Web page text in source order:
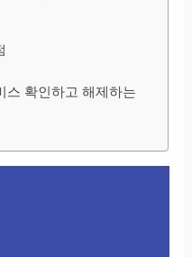
스 확인하고 해제하는